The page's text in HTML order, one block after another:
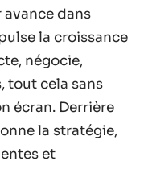
avance dans
la croissance
négocie,
tout cela sans
écran. Derrière
la stratégie,
et